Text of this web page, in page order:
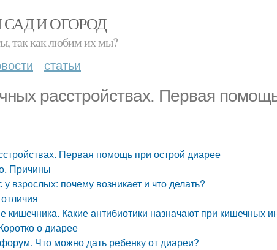
И ОГОРОД
так как любим их мы?
статьи
расстройствах. Первая
Первая помощь при острой диарее
Причины
взрослых: почему возникает и что делать?
кишечника. Какие антибиотики назначают при кишечных
о диарее
Что можно дать ребенку от диареи?